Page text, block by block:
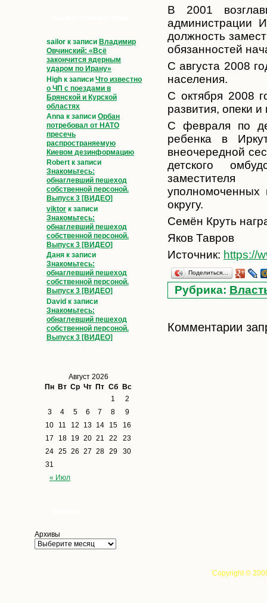
sailor к записи Владимир
Овчинский: «Всё
закончится ядерным
ударом по Ирану»
High к записи Что известно
о ЧП с поездами в
Брянской и Курской
областях
Anna к записи Орбан
потребовал от НАТО
пресечь
распространяемую
Киевом дезинформацию
Robert к записи
Знакомьтесь:
обнаглевший пешеход
собственной персоной.
Выпуск 3 [ВИДЕО]
viktor к записи
Знакомьтесь:
обнаглевший пешеход
собственной персоной.
Выпуск 3 [ВИДЕО]
Даня к записи
Знакомьтесь:
обнаглевший пешеход
собственной персоной.
Выпуск 3 [ВИДЕО]
David к записи
Знакомьтесь:
обнаглевший пешеход
собственной персоной.
Выпуск 3 [ВИДЕО]
Август 2026
Пн Вт Ср Чт Пт Сб Вс
« Июл
1
2
3
4 5 6 7 8
9
10
11 12 13 14 15
16
17
18 19 20 21 22
23
24 25 26 27 28 29
30
31
Архивы
В 2001
администрации
должность
обязанностей
С августа 2008
населения.
С октября 2008
развития, опеки и
С февраля по
ребенка в
внеочередной
детского
заместителя
округу.
Семён Круть
Яков Тавров
Источник: https://
Поделиться…
Рубрика:
Комментарии
Copyright ©